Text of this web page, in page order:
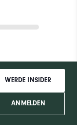
WERDE INSIDER
ANMELDEN